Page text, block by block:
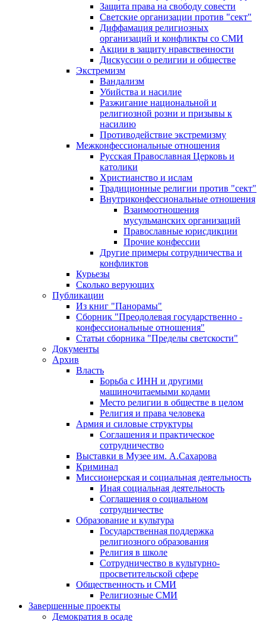
Защита права на свободу совести
Светские организации против "сект"
Диффамация религиозных
организаций и конфликты со СМИ
Акции в защиту нравственности
Дискуссии о религии и обществе
Экстремизм
Вандализм
Убийства и насилие
Разжигание национальной и
религиозной розни и призывы к
насилию
Противодействие экстремизму
Межконфессиональные отношения
Русская Православная Церковь и
католики
Христианство и ислам
Традиционные религии против "сект"
Внутриконфессиональные отношения
Взаимоотношения
мусульманских организаций
Православные юрисдикции
Прочие конфессии
Другие примеры сотрудничества и
конфликтов
Курьезы
Сколько верующих
Публикации
Из книг "Панорамы"
Сборник "Преодолевая государственно -
конфессиональные отношения"
Статьи сборника "Пределы светскости"
Документы
Архив
Власть
Борьба с ИНН и другими
машиночитаемыми кодами
Место религии в обществе в целом
Религия и права человека
Армия и силовые структуры
Соглашения и практическое
сотрудничество
Выставки в Музее им. А.Сахарова
Криминал
Миссионерская и социальная деятельность
Иная социальная деятельность
Соглашения о социальном
сотрудничестве
Образование и культура
Государственная поддержка
религиозного образования
Религия в школе
Сотрудничество в культурно-
просветительской сфере
Общественность и СМИ
Религиозные СМИ
Завершенные проекты
Демократия в осаде